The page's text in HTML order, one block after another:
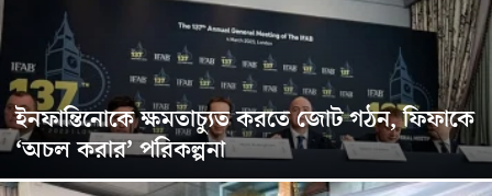
ইনফান্তিনোকে ক্ষমতাচ্যুত করতে জোট গঠন, ফিফাকে
‘অচল করার’ পরিকল্পনা